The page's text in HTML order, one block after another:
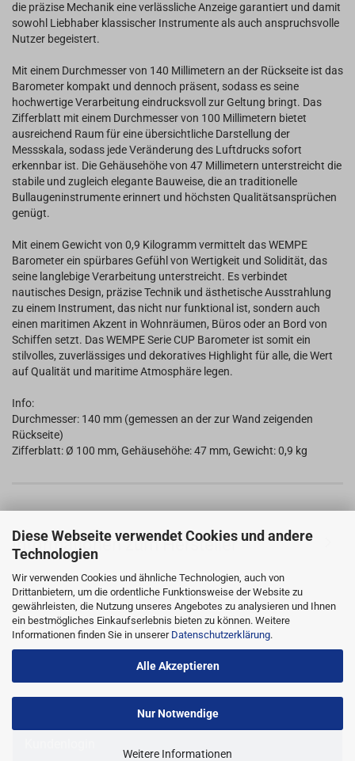
Diese Webseite verwendet Cookies und andere
Technologien
Wir verwenden Cookies und ähnliche Technologien, auch von
Drittanbietern, um die ordentliche Funktionsweise der Website zu
gewährleisten, die Nutzung unseres Angebotes zu analysieren und Ihnen
ein bestmögliches Einkaufserlebnis bieten zu können. Weitere
Informationen finden Sie in unserer Datenschutzerklärung.
Alle Akzeptieren
Nur Notwendige
Weitere Informationen
die präzise Mechanik eine verlässliche Anzeige garantiert und damit
sowohl Liebhaber klassischer Instrumente als auch anspruchsvolle
Nutzer begeistert.
Mit einem Durchmesser von 140 Millimetern an der Rückseite ist das
Barometer kompakt und dennoch präsent, sodass es seine
hochwertige Verarbeitung eindrucksvoll zur Geltung bringt. Das
Zifferblatt mit einem Durchmesser von 100 Millimetern bietet
ausreichend Raum für eine übersichtliche Darstellung der
Messskala, sodass jede Veränderung des Luftdrucks sofort
erkennbar ist. Die Gehäusehöhe von 47 Millimetern unterstreicht die
stabile und zugleich elegante Bauweise, die an traditionelle
Bullaugeninstrumente erinnert und höchsten Qualitätsansprüchen
genügt.
Mit einem Gewicht von 0,9 Kilogramm vermittelt das WEMPE
Barometer ein spürbares Gefühl von Wertigkeit und Solidität, das
seine langlebige Verarbeitung unterstreicht. Es verbindet
nautisches Design, präzise Technik und ästhetische Ausstrahlung
zu einem Instrument, das nicht nur funktional ist, sondern auch
einen maritimen Akzent in Wohnräumen, Büros oder an Bord von
Schiffen setzt. Das WEMPE Serie CUP Barometer ist somit ein
stilvolles, zuverlässiges und dekoratives Highlight für alle, die Wert
auf Qualität und maritime Atmosphäre legen.
Info:
Durchmesser: 140 mm (gemessen an der zur Wand zeigenden
Rückseite)
Zifferblatt: Ø 100 mm, Gehäusehöhe: 47 mm, Gewicht: 0,9 kg
Informationen zum Hersteller